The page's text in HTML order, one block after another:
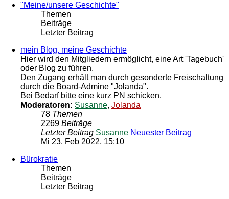
"Meine/unsere Geschichte"
Themen
Beiträge
Letzter Beitrag
mein Blog, meine Geschichte
Hier wird den Mitgliedern ermöglicht, eine Art 'Tagebuch'
oder Blog zu führen.
Den Zugang erhält man durch gesonderte Freischaltung
durch die Board-Admine "Jolanda".
Bei Bedarf bitte eine kurz PN schicken.
Moderatoren: Susanne, Jolanda
78 Themen
2269 Beiträge
Letzter Beitrag Susanne Neuester Beitrag
Mi 23. Feb 2022, 15:10
Bürokratie
Themen
Beiträge
Letzter Beitrag